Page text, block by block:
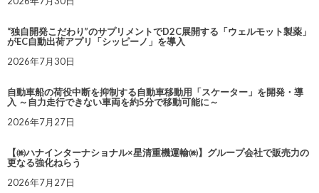
“独自開発こだわり”のサプリメントでD2C展開する「ウェルモット製薬」
がEC自動出荷アプリ「シッピーノ」を導入
2026年7月30日
自動車船の荷役中断を抑制する自動車移動用「スケーター」を開発・導
入 ～自力走行できない車両を約5分で移動可能に～
2026年7月27日
【㈱ハナインターナショナル×星清重機運輸㈱】グループ会社で販売力の
更なる強化ねらう
2026年7月27日